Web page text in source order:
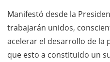
Manifestó desde la
trabajarán unidos,
acelerar el desarrollo de la
que esto a constituido un